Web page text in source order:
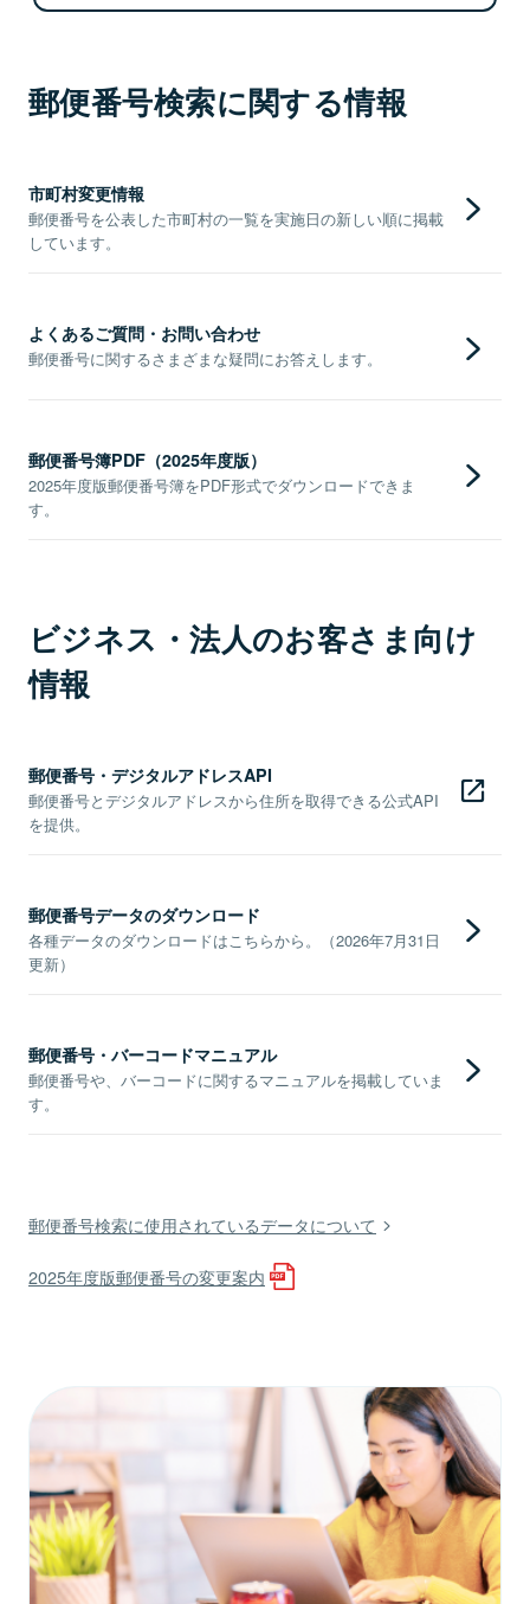
郵便番号検索に関する情報
市町村変更情報
郵便番号を公表した市町村の一覧を実施日の新しい順に掲載
しています。
よくあるご質問・お問い合わせ
郵便番号に関するさまざまな疑問にお答えします。
郵便番号簿PDF（2025年度版）
2025年度版郵便番号簿をPDF形式でダウンロードできま
す。
ビジネス・法人のお客さま向け
情報
郵便番号・デジタルアドレスAPI
郵便番号とデジタルアドレスから住所を取得できる公式API
を提供。
郵便番号データのダウンロード
各種データのダウンロードはこちらから。（2026年7月31日
更新）
郵便番号・バーコードマニュアル
郵便番号や、バーコードに関するマニュアルを掲載していま
す。
郵便番号検索に使用されているデータについて
2025年度版郵便番号の変更案内